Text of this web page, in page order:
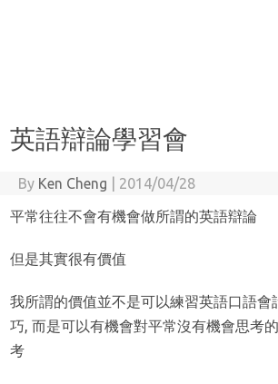
英語辯論學習會
By Ken Cheng
2014/04/28
平常往往不會有機會做所謂的英語辯論
但是其實很有價值
我所謂的價值並不是可以練習英語口語會
巧, 而是可以有機會對平常沒有機會思考
考